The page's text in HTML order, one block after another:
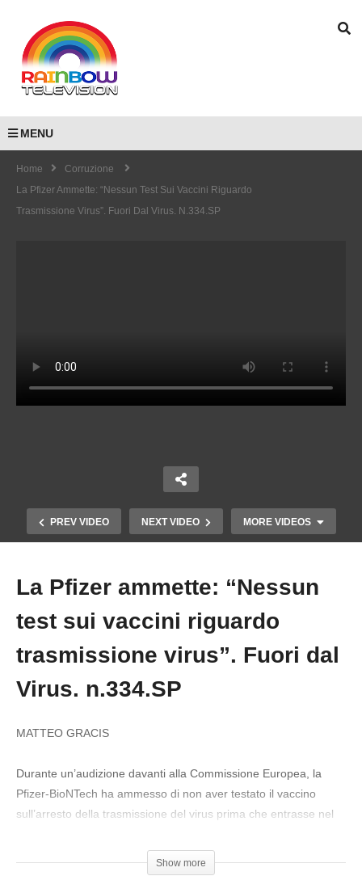
MENU
Home
Corruzione
La Pfizer Ammette: “Nessun Test Sui Vaccini Riguardo
Trasmissione Virus”. Fuori Dal Virus. N.334.SP
PREV VIDEO NEXT VIDEO MORE VIDEOS
Copy Embed Code
UNA DENUNCIA CONTRO IL CARO
n.333.SP
La Pfizer ammette: “Nessun
test sui vaccini riguardo
trasmissione virus”. Fuori dal
Virus. n.334.SP
MATTEO GRACIS
Durante un’audizione davanti alla Commissione Europea, la
Pfizer-BioNTech ha ammesso di non aver testato il vaccino
sull’arresto della trasmissione del virus prima che entrasse nel
della scienza”. Le dichiarazioni, rivelate dall’europarlamentare
Show more